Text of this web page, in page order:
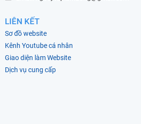
LIÊN KẾT
Sơ đồ website
Kênh Youtube cá nhân
Giao diện làm Website
Dịch vụ cung cấp